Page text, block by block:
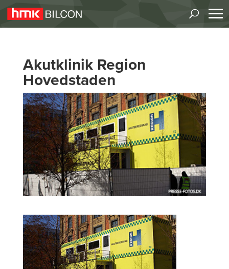
Akutklinik Region
Hovedstaden